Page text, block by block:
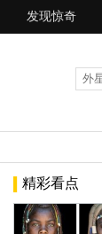
发现惊奇
精彩看点